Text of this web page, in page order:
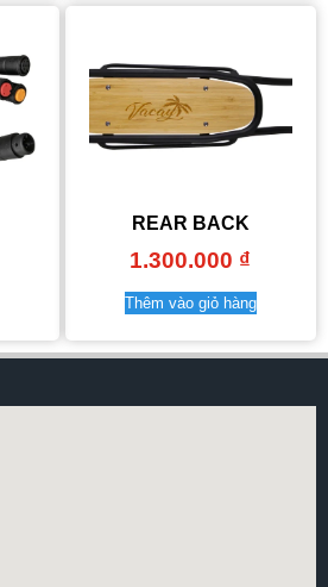
REAR BACK
1.300.000 ₫
Thêm vào giỏ hàng